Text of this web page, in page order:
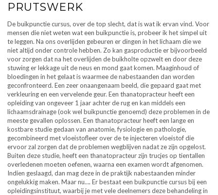
PRUTSWERK
De buikpunctie cursus, over de top slecht, dat is wat ik ervan vind. Voor
mensen die niet weten wat een buikpunctie is, probeer ik het simpel uit
te leggen. Na ons overlijden gebeuren er dingen in het lichaam die we
niet altijd onder controle hebben. Zo kan gasproductie er bijvoorbeeld
voor zorgen dat na het overlijden de buikholte opzwelt en door deze
stuwing er lekkage uit de neus en mond gaat komen. Maaginhoud of
bloedingen in het gelaat is waarmee de nabestaanden dan worden
geconfronteerd. Een zeer onaangenaam beeld, die gepaard gaat met
verkleuring en een vervelende geur. Een thanatopracteur heeft een
opleiding van ongeveer 1 jaar achter de rug en kan middels een
lichaamsdrainage (ook wel buikpunctie genoemd) deze problemen in de
meeste gevallen oplossen. Een thanatopracteur heeft een lange en
kostbare studie gedaan van anatomie, fysiologie en pathologie,
gecombineerd met vloeistofleer over de te injecteren vloeistof die
ervoor zal zorgen dat de problemen wegblijven nadat ze zijn opgelost.
Buiten deze studie, heeft een thanatopracteur zijn trucjes op tientallen
overledenen moeten oefenen, waarna een examen wordt afgenomen.
Indien geslaagd, dan mag deze in de praktijk nabestaanden minder
ongelukkig maken. Maar nu…. Er bestaat een buikpunctie cursus bij een
opleidingsinstituut, waarbij je met vele deelnemers deze behandeling in